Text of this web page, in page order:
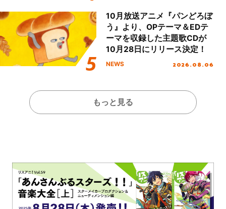
10月放送アニメ『パンどろぼ
う』より、OPテーマ＆EDテ
ーマを収録した主題歌CDが
10月28日にリリース決定！
NEWS 2026.08.06
もっと見る